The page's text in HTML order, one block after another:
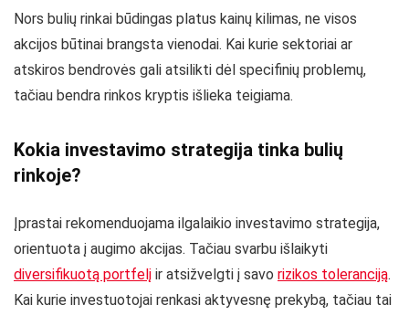
Nors bulių rinkai būdingas platus kainų kilimas, ne visos
akcijos būtinai brangsta vienodai. Kai kurie sektoriai ar
atskiros bendrovės gali atsilikti dėl specifinių problemų,
tačiau bendra rinkos kryptis išlieka teigiama.
Kokia investavimo strategija tinka bulių
rinkoje?
Įprastai rekomenduojama ilgalaikio investavimo strategija,
orientuota į augimo akcijas. Tačiau svarbu išlaikyti
diversifikuotą portfelį ir atsižvelgti į savo rizikos toleranciją.
Kai kurie investuotojai renkasi aktyvesnę prekybą, tačiau tai